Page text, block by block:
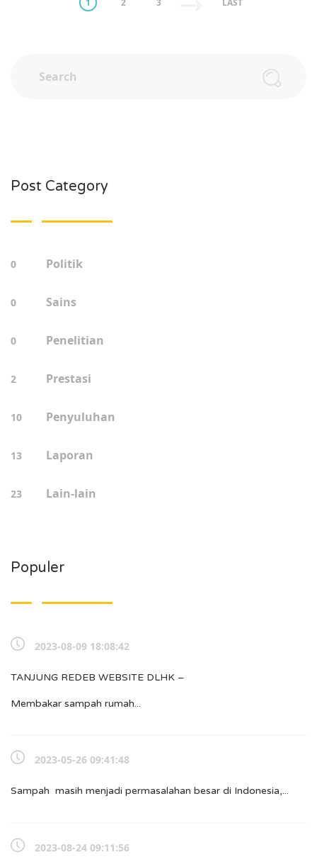
1 2 3 LAST
Post Category
0 Politik
0 Sains
0 Penelitian
2 Prestasi
10 Penyuluhan
13 Laporan
23 Lain-lain
Populer
2023-08-09 18:08:42
TANJUNG REDEB WEBSITE DLHK –
Membakar sampah rumah...
2023-05-26 09:41:48
Sampah masih menjadi permasalahan besar di Indonesia,...
2023-08-24 09:11:56